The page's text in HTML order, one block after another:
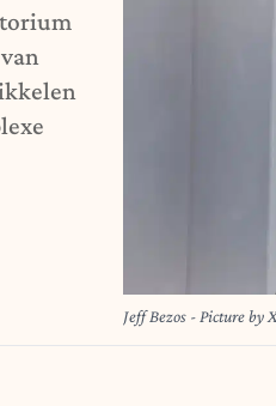
Jeff Bezos - Picture